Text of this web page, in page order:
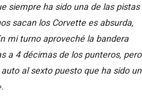
siempre ha sido una de las pistas
sacan los Corvette es absurda,
mi turno aproveché la bandera
a 4 décimas de los punteros, pero
al sexto puesto que ha sido un